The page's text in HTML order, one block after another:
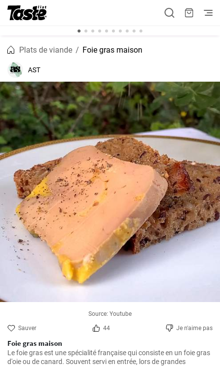
Plats de viande Foie gras maison
AST
Source: Youtube
Sauver 44 Je n'aime pas
Foie gras maison
Le foie gras est une spécialité française qui consiste en un foie gras
d'oie ou de canard. Souvent servi en entrée, lors de grandes